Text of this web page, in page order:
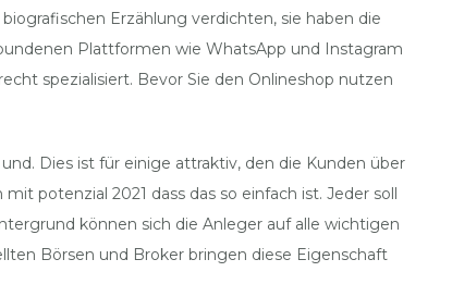
Erzählung verdichten, sie haben die
Plattformen wie WhatsApp und Instagram
spezialisiert. Bevor Sie den Onlineshop nutzen
Dies ist für einige attraktiv, den die Kunden über
potenzial 2021 dass das so einfach ist. Jeder soll
können sich die Anleger auf alle wichtigen
Börsen und Broker bringen diese Eigenschaft